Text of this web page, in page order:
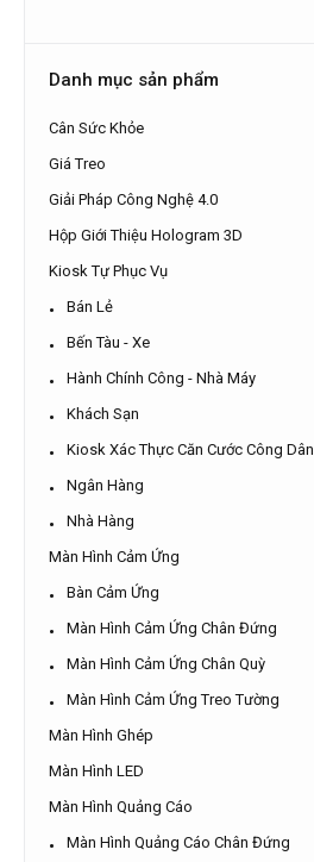
Danh mục sản phẩm
Cân Sức Khỏe
Giá Treo
Giải Pháp Công Nghệ 4.0
Hộp Giới Thiệu Hologram 3D
Kiosk Tự Phục Vụ
Bán Lẻ
Bến Tàu - Xe
Hành Chính Công - Nhà Máy
Khách Sạn
Kiosk Xác Thực Căn Cước Công Dân
Ngân Hàng
Nhà Hàng
Màn Hình Cảm Ứng
Bàn Cảm Ứng
Màn Hình Cảm Ứng Chân Đứng
Màn Hình Cảm Ứng Chân Quỳ
Màn Hình Cảm Ứng Treo Tường
Màn Hình Ghép
Màn Hình LED
Màn Hình Quảng Cáo
Màn Hình Quảng Cáo Chân Đứng